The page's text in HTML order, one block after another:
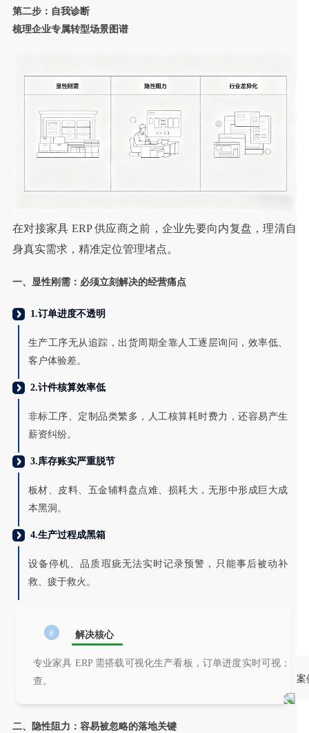
第二步：自我诊断
梳理企业专属转型场景图谱
在对接家具 ERP 供应商之前，企业先要向内复盘，理清自
身真实需求，精准定位管理堵点。
一、显性刚需：必须立刻解决的经营痛点
1.订单进度不透明
生产工序无从追踪，出货周期全靠人工逐层询问，效率低、
客户体验差。
2.计件核算效率低
非标工序、定制品类繁多，人工核算耗时费力，还容易产生
薪资纠纷。
3.库存账实严重脱节
板材、皮料、五金辅料盘点难、损耗大，无形中形成巨大成
本黑洞。
4.生产过程成黑箱
设备停机、品质瑕疵无法实时记录预警，只能事后被动补
救、疲于救火。
# 解决核心
专业家具 ERP 需搭载可视化生产看板，订单进度实时可视；
查。
二、隐性阻力：容易被忽略的落地关键
案